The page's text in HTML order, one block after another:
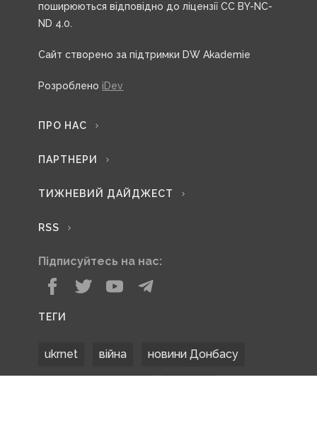
поширюються відповідно до ліцензії CC BY-NC-
ND 4.0.
Сайт створено за підтримки DW Akademie
Розроблено iDev
ПРО НАС
ПАРТНЕРИ
ТИЖНЕВИЙ ДАЙДЖЕСТ
RSS
Підписуйтесь на нас:
ТЕГИ
ukrnet війна новини Донбасу